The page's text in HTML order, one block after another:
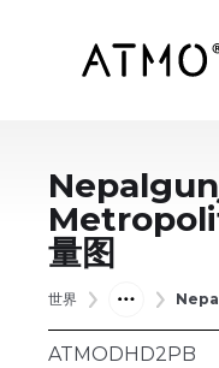
量图
世界
ATMODHD2PB